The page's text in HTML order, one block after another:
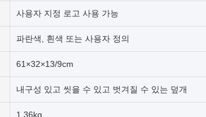
사용자 지정 로고 사용 가능
파란색, 흰색 또는 사용자 정의
61×32×13/9cm
내구성 있고 씻을 수 있고 벗겨질 수 있는 덮개
1.36kg